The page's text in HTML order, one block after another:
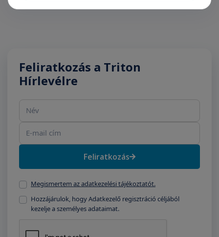
Feliratkozás a Triton
Hírlevélre
Feliratkozás
Megismertem az adatkezelési tájékoztatót.
Hozzájárulok, hogy Adatkezelő regisztráció céljából
kezelje a személyes adataimat.